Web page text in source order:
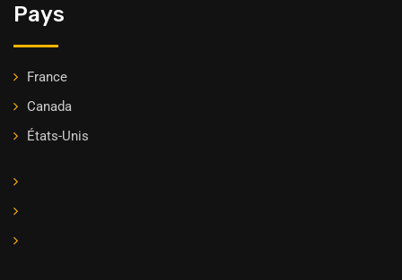
Pays
France
Canada
États-Unis